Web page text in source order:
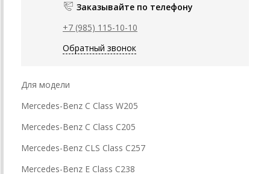
Заказывайте по телефону
+7 (985) 115-10-10
Обратный звонок
Для модели
Mercedes-Benz C Class W205
Mercedes-Benz C Class C205
Mercedes-Benz CLS Class C257
Mercedes-Benz E Class C238